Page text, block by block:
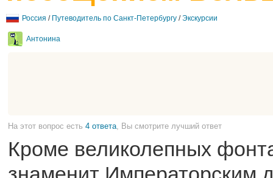
Россия / Путеводитель по Санкт-Петербургу /Экскурсии
Антонина
На этот вопрос есть 4 ответа , Вы смотрите лучший ответ
Кроме великолепных